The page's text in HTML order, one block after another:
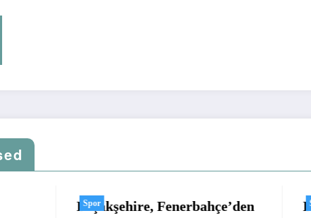
Başakşehire, Fenerbahçe’den
Spor